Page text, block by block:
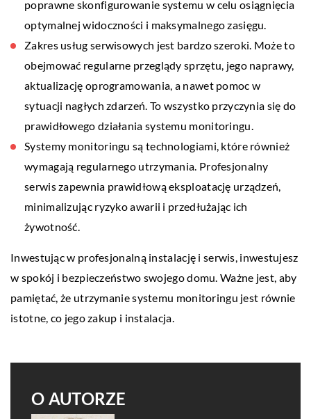
poprawne skonfigurowanie systemu w celu osiągnięcia
optymalnej widoczności i maksymalnego zasięgu.
Zakres usług serwisowych jest bardzo szeroki. Może to
obejmować regularne przeglądy sprzętu, jego naprawy,
aktualizację oprogramowania, a nawet pomoc w
sytuacji nagłych zdarzeń. To wszystko przyczynia się do
prawidłowego działania systemu monitoringu.
Systemy monitoringu są technologiami, które również
wymagają regularnego utrzymania. Profesjonalny
serwis zapewnia prawidłową eksploatację urządzeń,
minimalizując ryzyko awarii i przedłużając ich
żywotność.
Inwestując w profesjonalną instalację i serwis, inwestujesz
w spokój i bezpieczeństwo swojego domu. Ważne jest, aby
pamiętać, że utrzymanie systemu monitoringu jest równie
istotne, co jego zakup i instalacja.
O AUTORZE